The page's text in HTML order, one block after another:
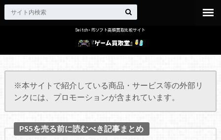
Switch・PSソフト高額買取比較サイト
※本サイトで紹介している商品・サービス等の外部リ
ンクには、プロモーションが含まれています。
PS5を売る前に読むべき記事まとめ